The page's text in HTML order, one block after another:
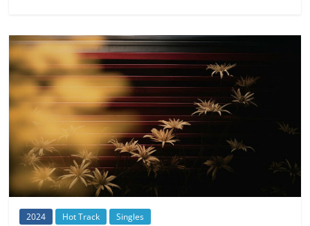
2024 Hot Track Singles